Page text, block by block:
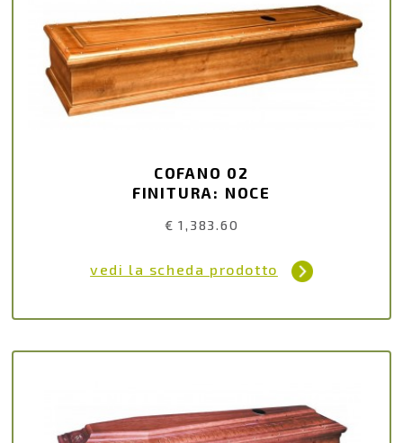
COFANO 02
FINITURA: NOCE
€ 1,383.60
vedi la scheda prodotto